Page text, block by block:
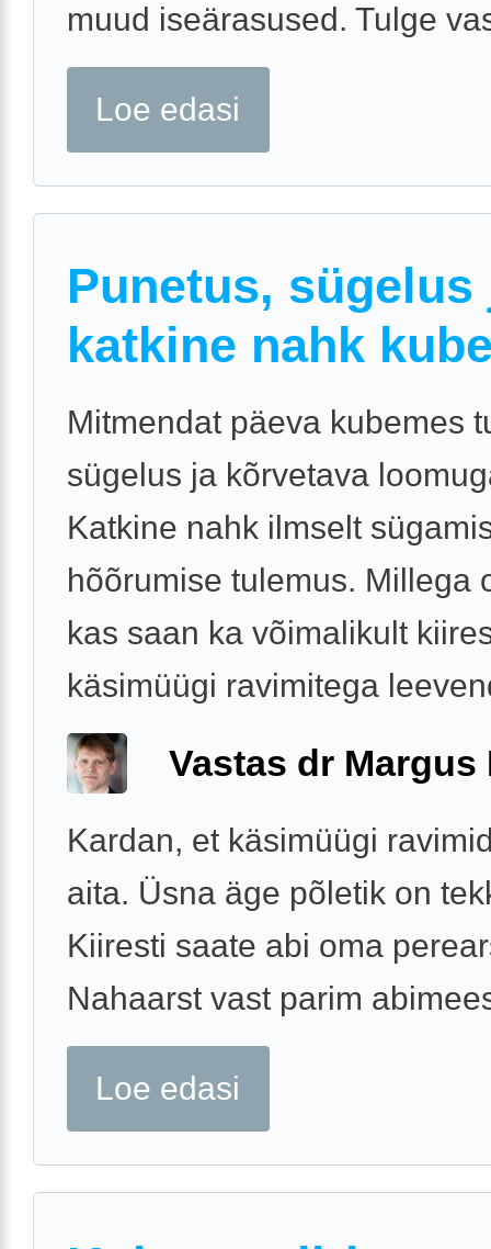
muud iseärasused. Tulge
Loe edasi
Punetus, sügelus
katkine nahk
Mitmendat päeva kubemes
sügelus ja kõrvetava
Katkine nahk ilmselt
hõõrumise tulemus. Millega
kas saan ka võimalikult
käsimüügi ravimitega
Vastas dr Margus
Kardan, et käsimüügi
aita. Üsna äge põletik on
Kiiresti saate abi oma
Nahaarst vast parim
Loe edasi